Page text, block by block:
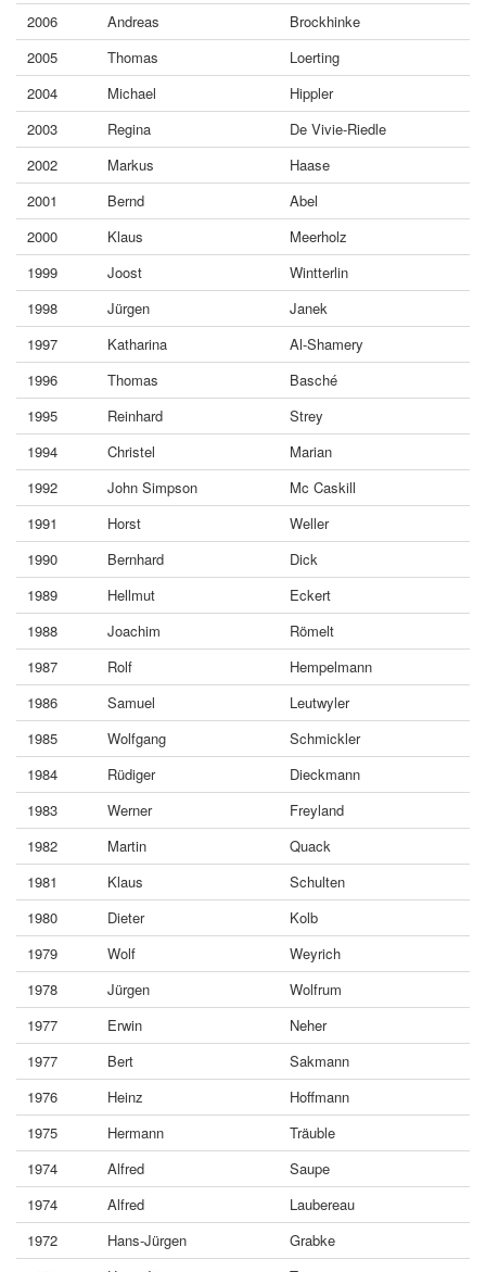
2006
Andreas
Brockhinke
2005
Thomas
Loerting
2004
Michael
Hippler
2003
Regina
De Vivie-Riedle
2002
Markus
Haase
2001
Bernd
Abel
2000
Klaus
Meerholz
1999
Joost
Wintterlin
1998
Jürgen
Janek
1997
Katharina
Al-Shamery
1996
Thomas
Basché
1995
Reinhard
Strey
1994
Christel
Marian
1992
John Simpson
Mc Caskill
1991
Horst
Weller
1990
Bernhard
Dick
1989
Hellmut
Eckert
1988
Joachim
Römelt
1987
Rolf
Hempelmann
1986
Samuel
Leutwyler
1985
Wolfgang
Schmickler
1984
Rüdiger
Dieckmann
1983
Werner
Freyland
1982
Martin
Quack
1981
Klaus
Schulten
1980
Dieter
Kolb
1979
Wolf
Weyrich
1978
Jürgen
Wolfrum
1977
Erwin
Neher
1977
Bert
Sakmann
1976
Heinz
Hoffmann
1975
Hermann
Träuble
1974
Alfred
Saupe
1974
Alfred
Laubereau
1972
Hans-Jürgen
Grabke